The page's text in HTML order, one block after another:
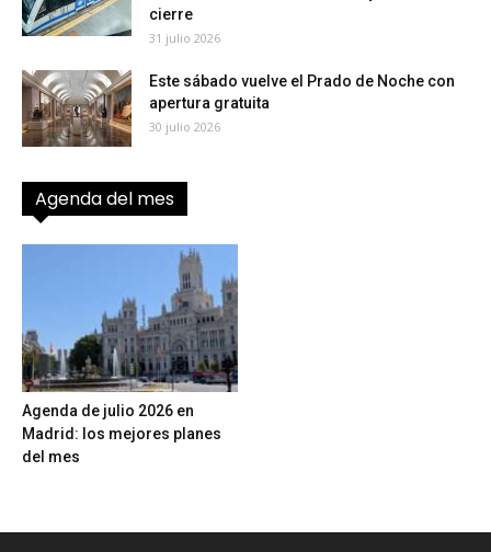
cierre
31 julio 2026
Este sábado vuelve el Prado de Noche con
apertura gratuita
30 julio 2026
Agenda del mes
Agenda de julio 2026 en
Madrid: los mejores planes
del mes